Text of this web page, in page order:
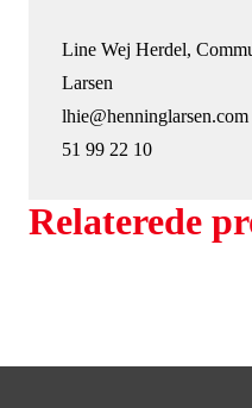
Line Wej Herdel,
Larsen
lhie@henninglarsen.com
51 99 22 10
Relaterede